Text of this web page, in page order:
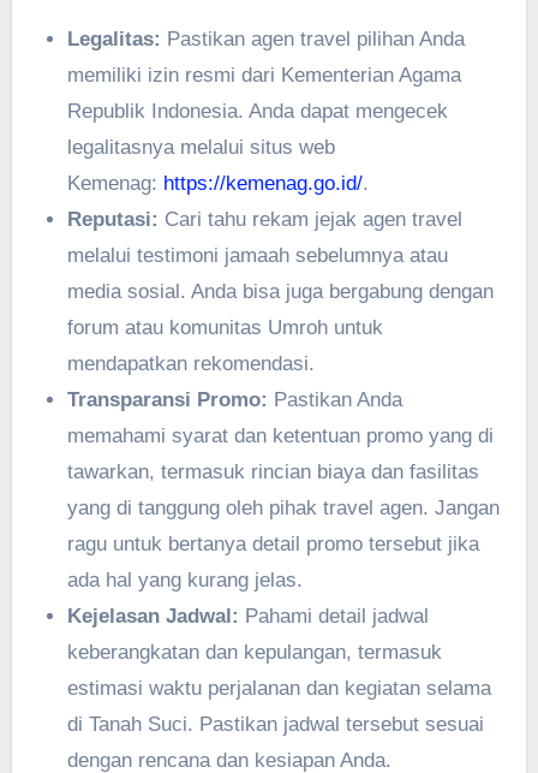
Legalitas: Pastikan agen travel pilihan Anda
memiliki izin resmi dari Kementerian Agama
Republik Indonesia. Anda dapat mengecek
legalitasnya melalui situs web
Kemenag: https://kemenag.go.id/.
Reputasi: Cari tahu rekam jejak agen travel
melalui testimoni jamaah sebelumnya atau
media sosial. Anda bisa juga bergabung dengan
forum atau komunitas Umroh untuk
mendapatkan rekomendasi.
Transparansi Promo: Pastikan Anda
memahami syarat dan ketentuan promo yang di
tawarkan, termasuk rincian biaya dan fasilitas
yang di tanggung oleh pihak travel agen. Jangan
ragu untuk bertanya detail promo tersebut jika
ada hal yang kurang jelas.
Kejelasan Jadwal: Pahami detail jadwal
keberangkatan dan kepulangan, termasuk
estimasi waktu perjalanan dan kegiatan selama
di Tanah Suci. Pastikan jadwal tersebut sesuai
dengan rencana dan kesiapan Anda.